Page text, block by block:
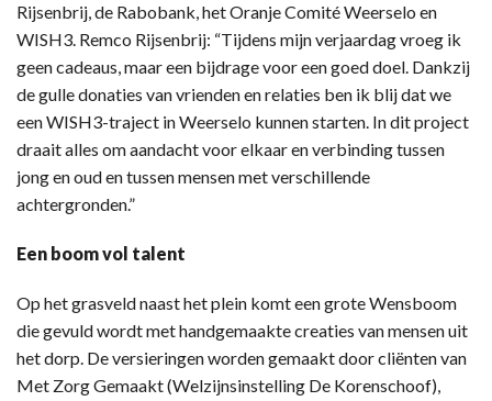
Rijsenbrij, de Rabobank, het Oranje Comité Weerselo en
WISH3. Remco Rijsenbrij: “Tijdens mijn verjaardag vroeg ik
geen cadeaus, maar een bijdrage voor een goed doel. Dankzij
de gulle donaties van vrienden en relaties ben ik blij dat we
een WISH3-traject in Weerselo kunnen starten. In dit project
draait alles om aandacht voor elkaar en verbinding tussen
jong en oud en tussen mensen met verschillende
achtergronden.”
Een boom vol talent
Op het grasveld naast het plein komt een grote Wensboom
die gevuld wordt met handgemaakte creaties van mensen uit
het dorp. De versieringen worden gemaakt door cliënten van
Met Zorg Gemaakt (Welzijnsinstelling De Korenschoof),